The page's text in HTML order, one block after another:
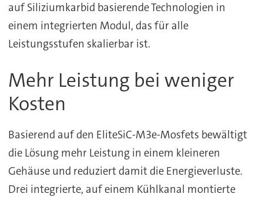
auf Siliziumkarbid basierende Technologien in
einem integrierten Modul, das für alle
Leistungsstufen skalierbar ist.
Mehr Leistung bei weniger
Kosten
Basierend auf den EliteSiC-M3e-Mosfets bewältigt
die Lösung mehr Leistung in einem kleineren
Gehäuse und reduziert damit die Energieverluste.
Drei integrierte, auf einem Kühlkanal montierte